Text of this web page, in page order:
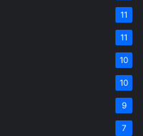
11
11
10
10
9
7